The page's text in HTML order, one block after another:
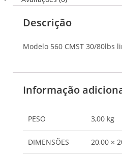
Descrição
Modelo 560 CMST 30/80lbs
Informação
PESO 3,00 kg
DIMENSÕES 20,00 ×